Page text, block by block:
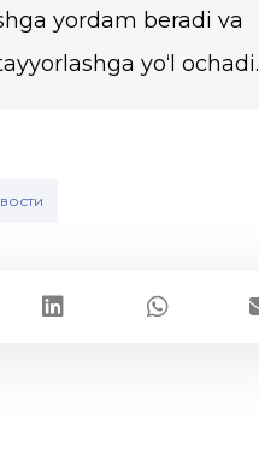
yordam beradi va
yo‘l ochadi.